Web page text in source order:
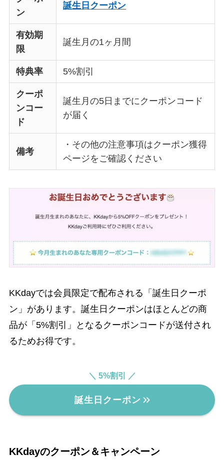
ン
誕生日クーポン
有効期
限
誕生月の1ヶ月間
特典率 5%割引
クーポ
ンコー
ド
誕生月の5日までにクーポンコード
が届く
備考
・その他の注意事項はクーポン獲得
ページをご確認ください
KKdayでは会員限定で配布される「誕生日クーポ
ン」があります。誕生日クーポンはほとんどの商
品が「5%割引」となるクーポンコードが送付され
るためお得です。
＼ 5%割引 ／
誕生日クーポン
KKdayのクーポン＆キャンペーン